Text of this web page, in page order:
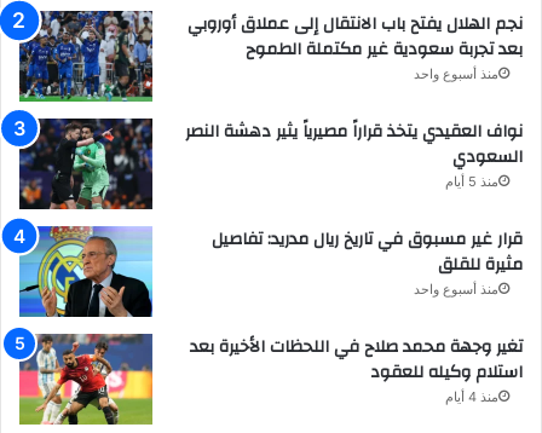
نجم الهلال يفتح باب الانتقال إلى عملاق أوروبي
بعد تجربة سعودية غير مكتملة الطموح
منذ أسبوع واحد
نواف العقيدي يتخذ قراراً مصيرياً يثير دهشة النصر
السعودي
منذ 5 أيام
قرار غير مسبوق في تاريخ ريال مدريد: تفاصيل
مثيرة للقلق
منذ أسبوع واحد
تغير وجهة محمد صلاح في اللحظات الأخيرة بعد
استلام وكيله للعقود
منذ 4 أيام